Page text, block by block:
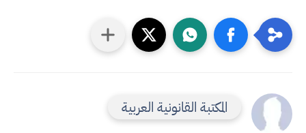
المكتبة القانونية العربية